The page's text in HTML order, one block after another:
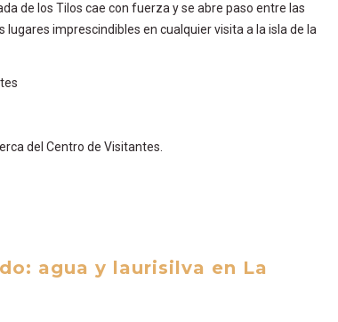
de los Tilos cae con fuerza y se abre paso entre las
imprescindibles en cualquier visita a la isla de la
del Centro de Visitantes.
agua y laurisilva en La